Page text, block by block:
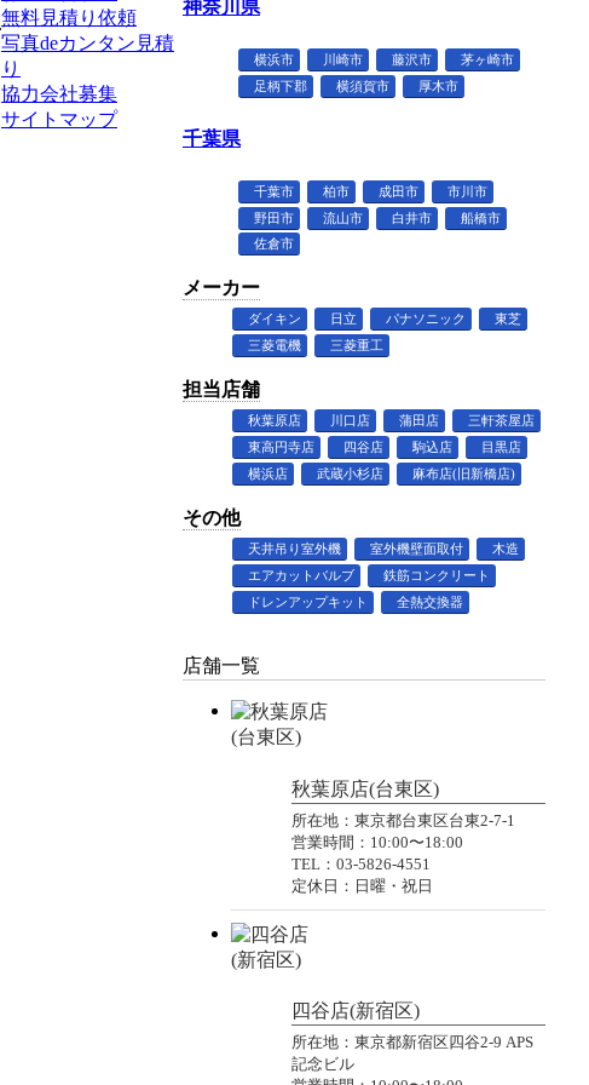
神奈川県
横浜市 川崎市 藤沢市
茅ヶ崎市
足柄下郡
横須賀市 厚木市
千葉県
千葉市 柏市 成田市
市川市
野田市
流山市 白井市
船橋市
佐倉市
メーカー
ダイキン 日立 パナソニック
東芝
三菱電機
三菱重工
担当店舗
秋葉原店 川口店 蒲田店
三軒茶屋店
東高円寺店
四谷店 駒込店
目黒店
横浜店
武蔵小杉店 麻布店(旧新橋店)
その他
天井吊り室外機 室外機壁面取付
木造
エアカットバルブ
鉄筋コンクリート
ドレンアップキット
全熱交換器
店舗一覧
秋葉原店(台東区)
所在地：東京都台東区台東2-7-1
営業時間：10:00〜18:00
TEL：03-5826-4551
定休日：日曜・祝日
四谷店(新宿区)
所在地：東京都新宿区四谷2-9 APS
記念ビル
無料見積り依頼
写真deカンタン見積
り
協力会社募集
サイトマップ